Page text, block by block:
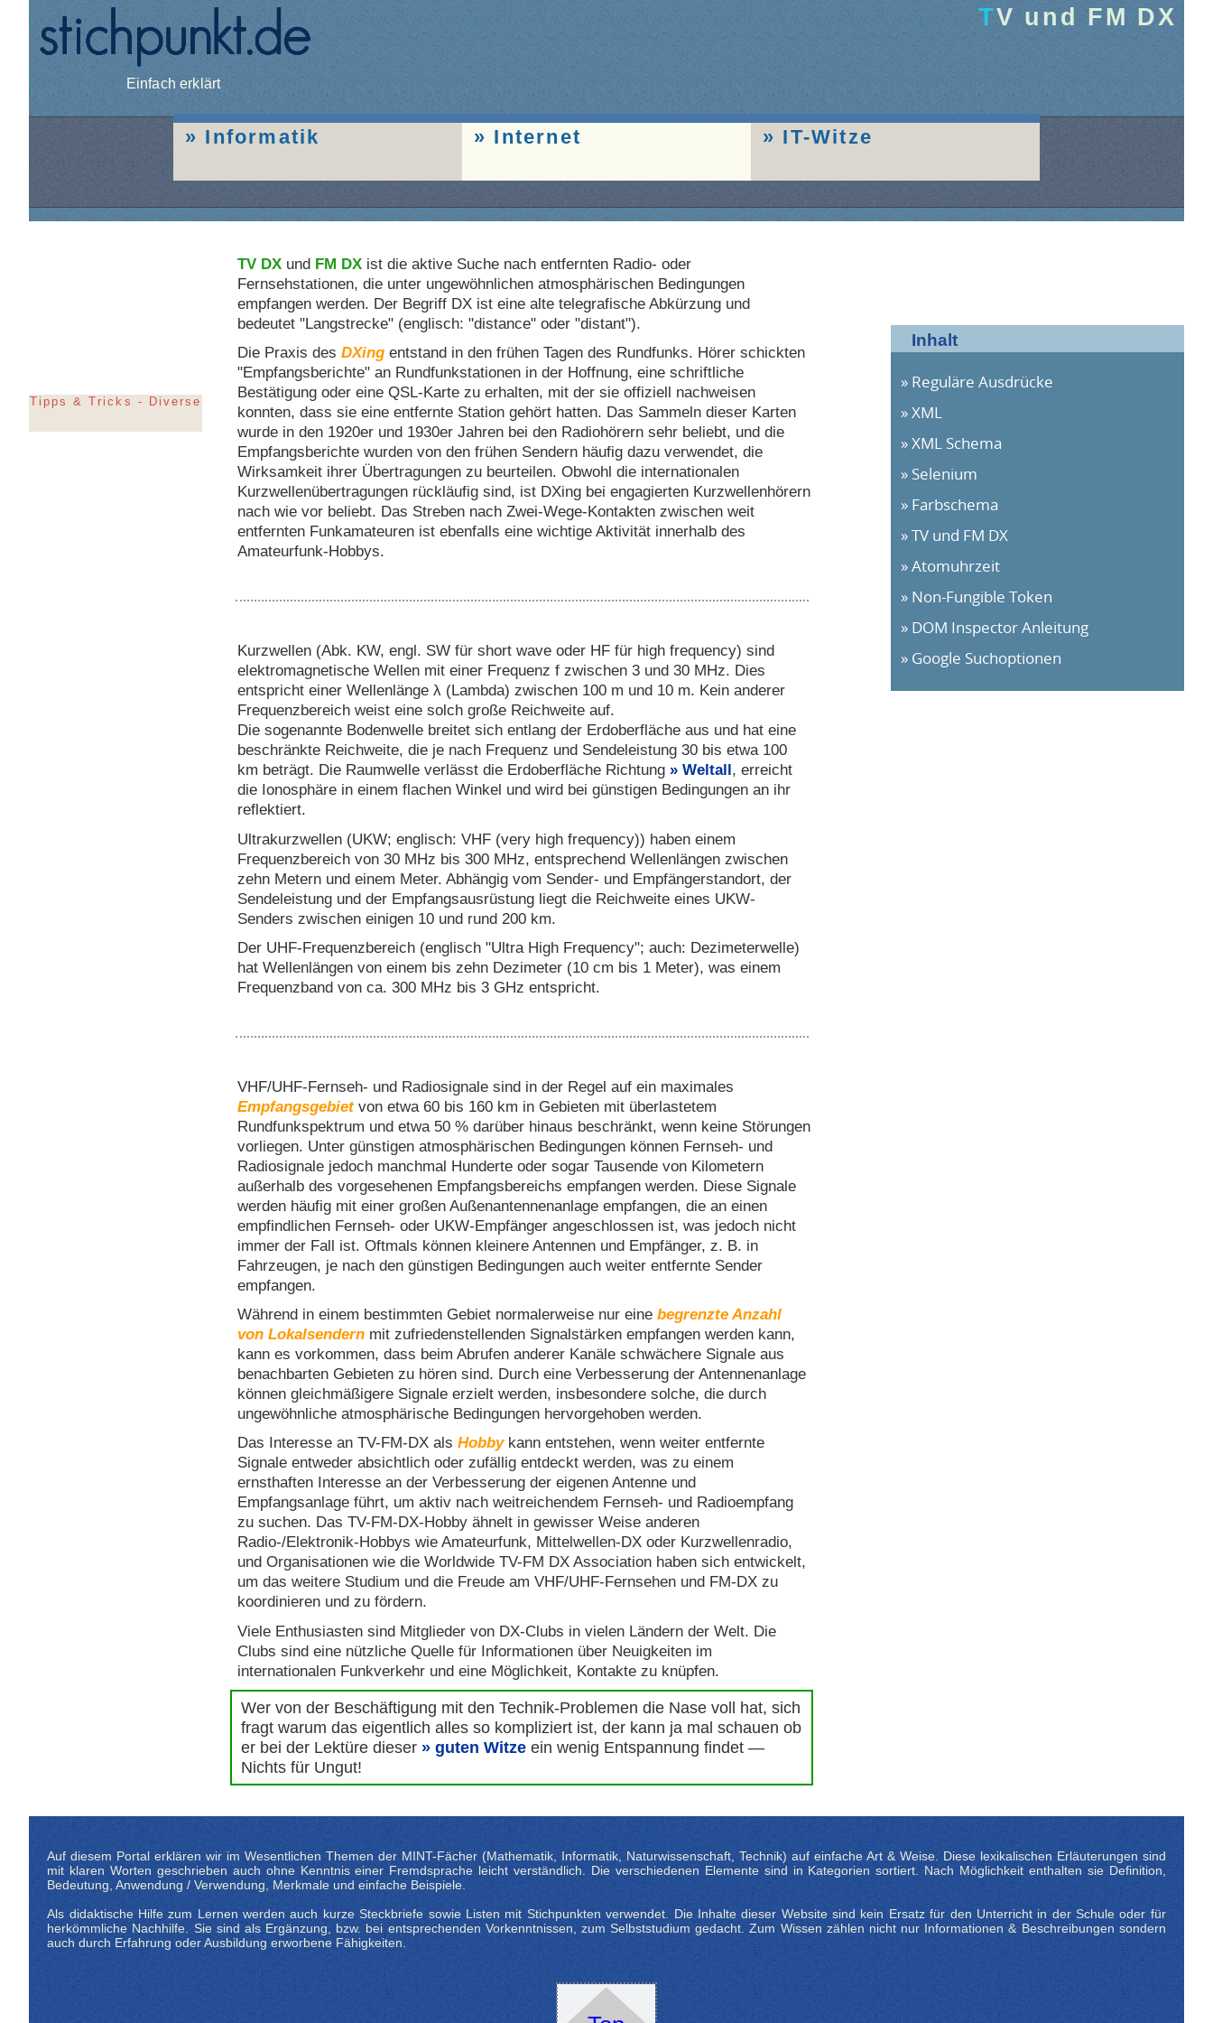
Einfach erklärt
TV und FM DX
Informatik Internet IT-Witze
TV DX und FM DX ist die aktive Suche nach entfernten Radio- oder
Fernsehstationen, die unter ungewöhnlichen atmosphärischen Bedingungen
empfangen werden. Der Begriff DX ist eine alte telegrafische Abkürzung und
bedeutet "Langstrecke" (englisch: "distance" oder "distant").
Die Praxis desDXing entstand in den frühen Tagen des Rundfunks. Hörer schickten
"Empfangsberichte" an Rundfunkstationen in der Hoffnung, eine schriftliche
Bestätigung oder eine QSL-Karte zu erhalten, mit der sie offiziell nachweisen
konnten, dass sie eine entfernte Station gehört hatten. Das Sammeln dieser Karten
wurde in den 1920er und 1930er Jahren bei den Radiohörern sehr beliebt, und die
Empfangsberichte wurden von den frühen Sendern häufig dazu verwendet, die
Wirksamkeit ihrer Übertragungen zu beurteilen. Obwohl die internationalen
Kurzwellenübertragungen rückläufig sind, ist DXing bei engagierten Kurzwellenhörern
nach wie vor beliebt. Das Streben nach Zwei-Wege-Kontakten zwischen weit
entfernten Funkamateuren ist ebenfalls eine wichtige Aktivität innerhalb des
Amateurfunk-Hobbys.
Kurzwellen (Abk. KW, engl. SW für short wave oder HF für high frequency) sind
elektromagnetische Wellen mit einer Frequenz f zwischen 3 und 30 MHz. Dies
entspricht einer Wellenlänge λ (Lambda) zwischen 100 m und 10 m. Kein anderer
Frequenzbereich weist eine solch große Reichweite auf.
Die sogenannte Bodenwelle breitet sich entlang der Erdoberfläche aus und hat eine
beschränkte Reichweite, die je nach Frequenz und Sendeleistung 30 bis etwa 100
km beträgt. Die Raumwelle verlässt die Erdoberfläche Richtung
Weltall, erreicht
die Ionosphäre in einem flachen Winkel und wird bei günstigen Bedingungen an ihr
reflektiert.
Ultrakurzwellen (UKW; englisch: VHF (very high frequency)) haben einem
Frequenzbereich von 30 MHz bis 300 MHz, entsprechend Wellenlängen zwischen
zehn Metern und einem Meter. Abhängig vom Sender- und Empfängerstandort, der
Sendeleistung und der Empfangsausrüstung liegt die Reichweite eines UKW-
Senders zwischen einigen 10 und rund 200 km.
Der UHF-Frequenzbereich (englisch "Ultra High Frequency"; auch: Dezimeterwelle)
hat Wellenlängen von einem bis zehn Dezimeter (10 cm bis 1 Meter), was einem
Frequenzband von ca. 300 MHz bis 3 GHz entspricht.
VHF/UHF-Fernseh- und Radiosignale sind in der Regel auf ein maximales
Empfangsgebietvon etwa 60 bis 160 km in Gebieten mit überlastetem
Rundfunkspektrum und etwa 50 % darüber hinaus beschränkt, wenn keine Störungen
vorliegen. Unter günstigen atmosphärischen Bedingungen können Fernseh- und
Radiosignale jedoch manchmal Hunderte oder sogar Tausende von Kilometern
außerhalb des vorgesehenen Empfangsbereichs empfangen werden. Diese Signale
werden häufig mit einer großen Außenantennenanlage empfangen, die an einen
empfindlichen Fernseh- oder UKW-Empfänger angeschlossen ist, was jedoch nicht
immer der Fall ist. Oftmals können kleinere Antennen und Empfänger, z. B. in
Fahrzeugen, je nach den günstigen Bedingungen auch weiter entfernte Sender
empfangen.
Während in einem bestimmten Gebiet normalerweise nur einebegrenzte Anzahl
von Lokalsendern mit zufriedenstellenden Signalstärken empfangen werden kann,
kann es vorkommen, dass beim Abrufen anderer Kanäle schwächere Signale aus
benachbarten Gebieten zu hören sind. Durch eine Verbesserung der Antennenanlage
können gleichmäßigere Signale erzielt werden, insbesondere solche, die durch
ungewöhnliche atmosphärische Bedingungen hervorgehoben werden.
Das Interesse an TV-FM-DX alsHobbykann entstehen, wenn weiter entfernte
Signale entweder absichtlich oder zufällig entdeckt werden, was zu einem
ernsthaften Interesse an der Verbesserung der eigenen Antenne und
Empfangsanlage führt, um aktiv nach weitreichendem Fernseh- und Radioempfang
zu suchen. Das TV-FM-DX-Hobby ähnelt in gewisser Weise anderen
Radio-/Elektronik-Hobbys wie Amateurfunk, Mittelwellen-DX oder Kurzwellenradio,
und Organisationen wie die Worldwide TV-FM DX Association haben sich entwickelt,
um das weitere Studium und die Freude am VHF/UHF-Fernsehen und FM-DX zu
koordinieren und zu fördern.
Viele Enthusiasten sind Mitglieder von DX-Clubs in vielen Ländern der Welt. Die
Clubs sind eine nützliche Quelle für Informationen über Neuigkeiten im
internationalen Funkverkehr und eine Möglichkeit, Kontakte zu knüpfen.
Wer von der Beschäftigung mit den Technik-Problemen die Nase voll hat, sich
fragt warum das eigentlich alles so kompliziert ist, der kann ja mal schauen ob
er bei der Lektüre dieser
guten Witze ein wenig Entspannung findet —
Nichts für Ungut!
Tipps & Tricks - Diverse
Inhalt
Reguläre Ausdrücke
XML
XML Schema
Selenium
Farbschema
TV und FM DX
Atomuhrzeit
Non-Fungible Token
DOM Inspector Anleitung
Google Suchoptionen
Auf diesem Portal erklären wir im Wesentlichen Themen der MINT-Fächer (Mathematik, Informatik, Naturwissenschaft, Technik) auf einfache Art & Weise. Diese lexikalischen Erläuterungen sind
mit klaren Worten geschrieben auch ohne Kenntnis einer Fremdsprache leicht verständlich. Die verschiedenen Elemente sind in Kategorien sortiert. Nach Möglichkeit enthalten sie Definition,
Bedeutung, Anwendung / Verwendung, Merkmale und einfache Beispiele.
Als didaktische Hilfe zum Lernen werden auch kurze Steckbriefe sowie Listen mit Stichpunkten verwendet. Die Inhalte dieser Website sind kein Ersatz für den Unterricht in der Schule oder für
herkömmliche Nachhilfe. Sie sind als Ergänzung, bzw. bei entsprechenden Vorkenntnissen, zum Selbststudium gedacht. Zum Wissen zählen nicht nur Informationen & Beschreibungen sondern
auch durch Erfahrung oder Ausbildung erworbene Fähigkeiten.